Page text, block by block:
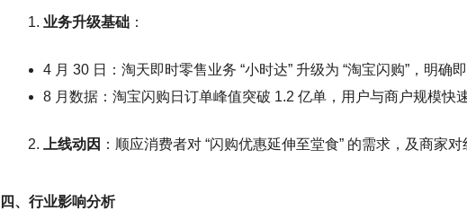
业务升级基础：
4 月 30 日：淘天即时零售业务 “小时达” 升级为 “淘宝闪购”，明确
8 月数据：淘宝闪购日订单峰值突破 1.2 亿单，用户与商户规模快
上线动因 ：顺应消费者对 “闪购优惠延伸至堂食” 的需求，及商家
四、行业影响分析